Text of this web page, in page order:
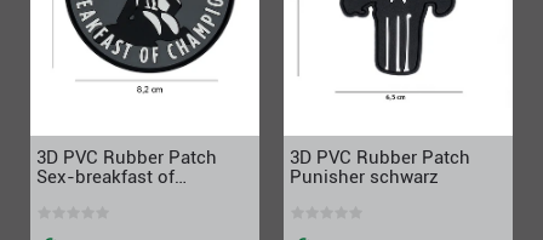
3D PVC Rubber Patch
Sex-breakfast of
3D PVC Rubber Patch
Punisher schwarz